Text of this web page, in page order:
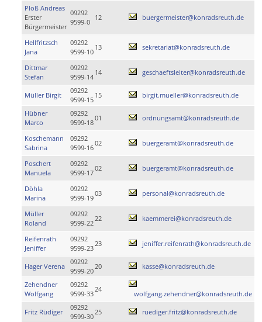
Ploß Andreas
Erster
Bürgermeister
09292
9599-0
12 buergermeister@konradsreuth.de
Hellfritzsch
Jana
09292
9599-10
13 sekretariat@konradsreuth.de
Dittmar
Stefan
09292
9599-14
14 geschaeftsleiter@konradsreuth.de
Müller Birgit
09292
9599-15
15 birgit.mueller@konradsreuth.de
Hübner
Marco
09292
9599-18
01 ordnungsamt@konradsreuth.de
Koschemann
Sabrina
09292
9599-16
02 buergeramt@konradsreuth.de
Poschert
Manuela
09292
9599-17
02 buergeramt@konradsreuth.de
Döhla
Marina
09292
9599-19
03 personal@konradsreuth.de
Müller
Roland
09292
9599-22
22 kaemmerei@konradsreuth.de
Reifenrath
Jeniffer
09292
9599-23
23 jeniffer.reifenrath@konradsreuth.de
Hager Verena
09292
9599-20
20 kasse@konradsreuth.de
Zehendner
Wolfgang
09292
9599-33
24
wolfgang.zehendner@konradsreuth.de
Fritz Rüdiger
09292
9599-30
25 ruediger.fritz@konradsreuth.de